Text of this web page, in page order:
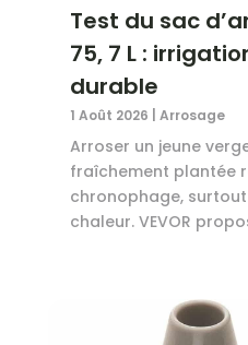
Test du sac
75, 7 L :
durable
1 Août 2026 Arrosage
Arroser un jeune
fraîchement plantée
chronophage,
chaleur. VEVOR